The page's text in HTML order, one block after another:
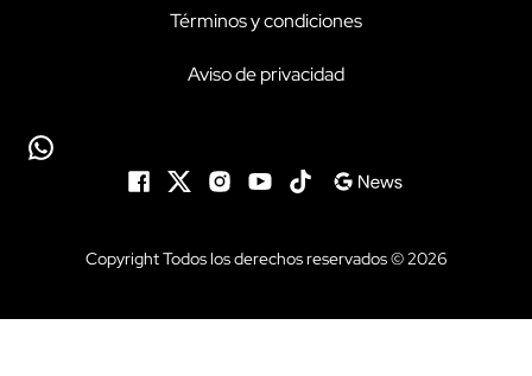
Términos y condiciones
Aviso de privacidad
Copyright Todos los derechos reservados © 2026